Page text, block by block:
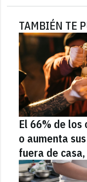
TAMBIÉN TE
El 66% de los
o aumenta
fuera de